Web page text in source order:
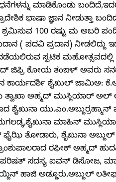
ಮಾಡಿಕೊಂಡು
ಭಾಷಾ ಜ್ಞಾನ ನೀಡುತ್ತಾ
100 ರಷ್ಟು ಮ ಅಬರಿ
( ಪದವಿ ಪ್ರದಾನ) ನೀಡಲಿದ್ದು
ಸ್ಪಟಿಕ ಮಹೋತ್ಸವದಲ್ಲಿ
ಜಿಫ್ರಿ ಕೋಯ ತಂಙಳ್ ಅವರು
ಶೈಖುಲ್ ಜಾಮಿಅ:
ಅಹ್ಮದ್ ಮುಸ್ಲಿಯಾರ್ ಅಲ್
ಶೈಖುನಾ
ಮಾಹಿನ್
ಫೈಝಿ ತೋಡಾರು, ಶೈಖುನಾ
ರಫೀಕ್ ಅಹ್ಮದ್
ಸದಸ್ಯ ಐವನ್ ಡಿಸೋಜ,
ಹಾಜಿ ಅಡ್ಡೂರು,ಅಬ್ದುಲ್‌